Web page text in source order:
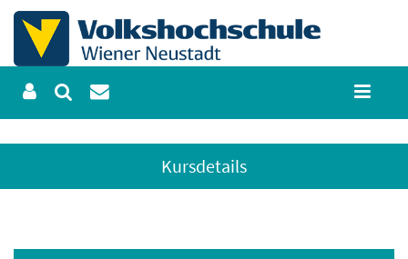
Kursdetails